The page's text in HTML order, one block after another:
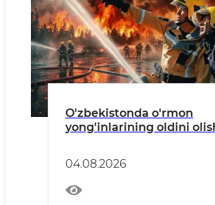
O'zbekistonda o'rmon
yong'inlarining oldini
04.08.2026